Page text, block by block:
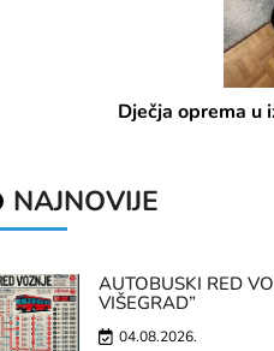
Dječja oprema u
NAJNOVIJE
AUTOBUSKI RED
VIŠEGRAD”
04.08.2026.